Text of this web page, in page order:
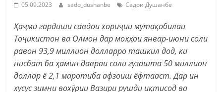
05.09.2023 sado_dushanbe Садои Душанбе
Ҳаҷми гардиши савдои хориҷии мутақобилаи
Тоҷикистон ва Олмон дар моҳҳои январ-июни соли
равон 93,9 миллион долларро ташкил дод, ки
нисбат ба ҳамин давраи соли гузашта 50 миллион
доллар ё 2,1 маротиба афзоиш ёфтааст. Дар ин
хусус зимни вохӯрии Вазири рушди иқтисод ва